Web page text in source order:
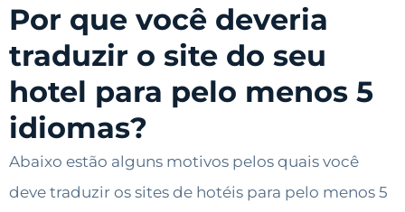
Por que você deveria
traduzir o site do seu
hotel para pelo menos 5
idiomas?
Abaixo estão alguns motivos pelos quais você
deve traduzir os sites de hotéis para pelo menos 5